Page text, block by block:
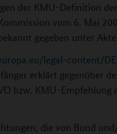
der KMU-Definition
vom 6. Mai
gegeben unter
legal-content/
erklärt gegenüber
bzw. KMU-
die von Bund